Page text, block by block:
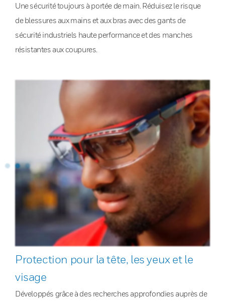
Une sécurité toujours à portée de main. Réduisez le risque
de blessures aux mains et aux bras avec des gants de
sécurité industriels haute performance et des manches
résistantes aux coupures.
Protection pour la tête, les yeux et le
visage
Développés grâce à des recherches approfondies auprès de